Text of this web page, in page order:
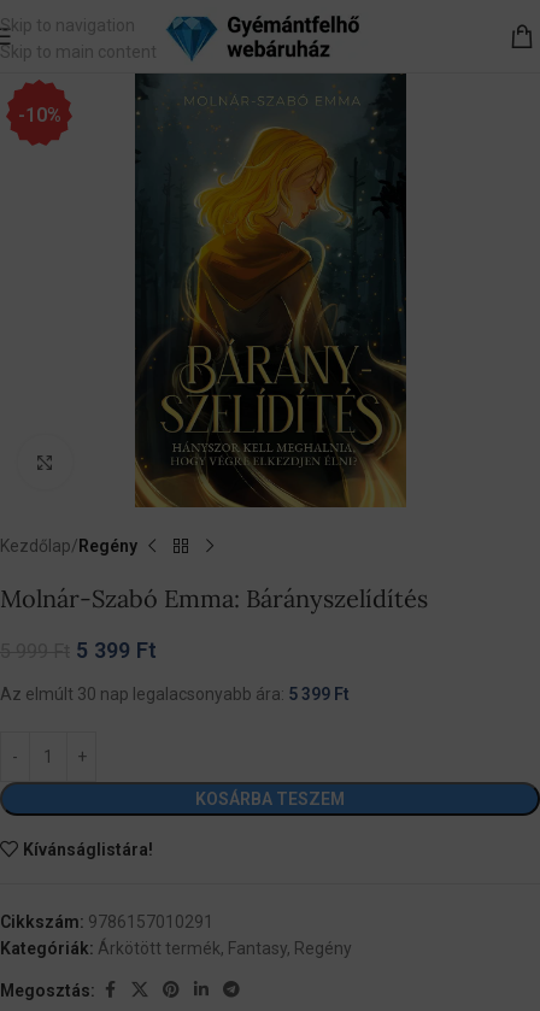
Skip to navigation
Skip to main content
-10%
Kezdőlap Regény
Molnár-Szabó Emma: Bárányszelídítés
5 399 Ft
Az elmúlt 30 nap legalacsonyabb ára: 5 399 Ft
KOSÁRBA TESZEM
Kívánságlistára!
Cikkszám: 9786157010291
Kategóriák: Árkötött termék, Fantasy, Regény
Megosztás: